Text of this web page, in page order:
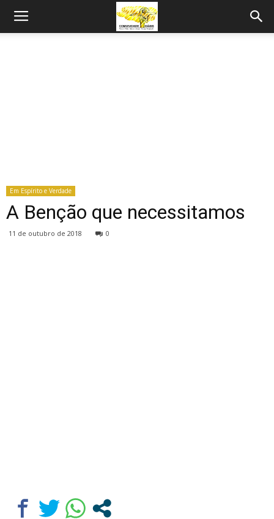
Em Espírito e Verdade
A Benção que necessitamos
11 de outubro de 2018 0